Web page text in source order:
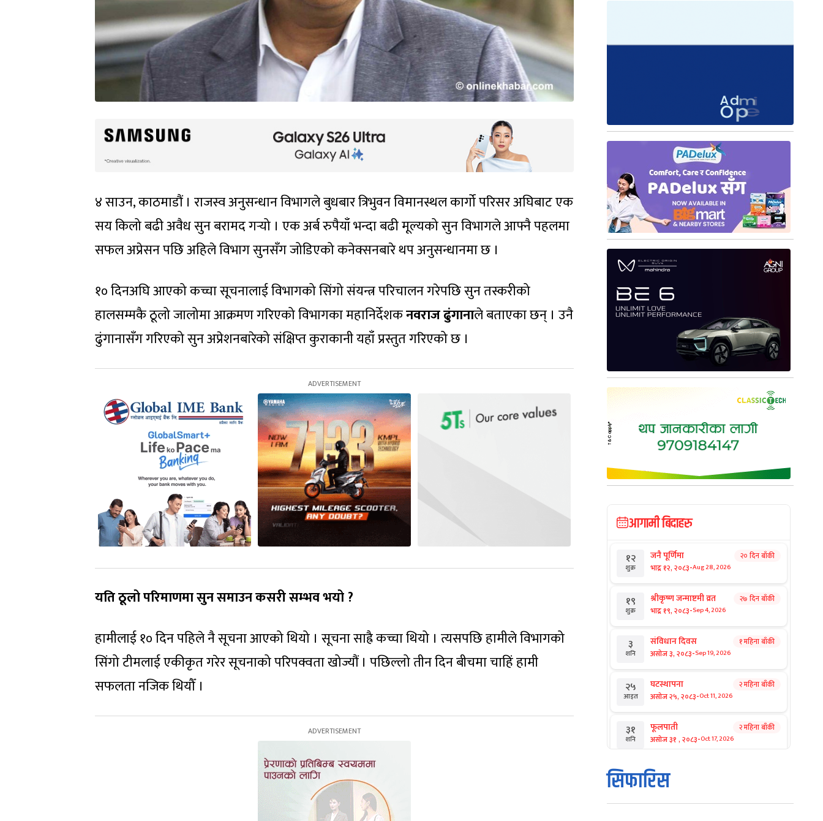
४ साउन, काठमाडौं । राजस्व अनुसन्धान विभागले बुधबार त्रिभुवन विमानस्थल कार्गो परिसर अघिबाट एक
सय किलो बढी अवैध सुन बरामद गर्‍यो । एक अर्ब रुपैयाँ भन्दा बढी मूल्यको सुन विभागले आफ्नै पहलमा
सफल अप्रेसन पछि अहिले विभाग सुनसँग जोडिएको कनेक्सनबारे थप अनुसन्धानमा छ ।
१० दिनअघि आएको कच्चा सूचनालाई विभागको सिंगो संयन्त्र परिचालन गरेपछि सुन तस्करीको
हालसम्मकै ठूलो जालोमा आक्रमण गरिएको विभागका महानिर्देशकनवराज ढुंगानाले बताएका छन् । उनै
ढुंगानासँग गरिएको सुन अप्रेशनबारेको संक्षिप्त कुराकानी यहाँ प्रस्तुत गरिएको छ ।
यति ठूलो परिमाणमा सुन समाउन कसरी सम्भव भयो ?
हामीलाई १० दिन पहिले नै सूचना आएको थियो । सूचना साह्रै कच्चा थियो । त्यसपछि हामीले विभागको
सिंगो टीमलाई एकीकृत गरेर सूचनाको परिपक्वता खोज्यौं । पछिल्लो तीन दिन बीचमा चाहिं हामी
सफलता नजिक थियौँ ।
आगामी बिदाहरु
१२
शुक्र
जनै पूर्णिमा
भाद्र १२, २०८३-Aug 28, 2026
२० दिन बाँकी
१९
शुक्र
श्रीकृष्ण जन्माष्टमी व्रत
भाद्र १९, २०८३-Sep 4, 2026
२७ दिन बाँकी
३
शनि
संविधान दिवस
असोज ३, २०८३-Sep 19, 2026
१ महिना बाँकी
२५
आइत
घटस्थापना
असोज २५, २०८३-Oct 11, 2026
२ महिना बाँकी
३१
शनि
फूलपाती
असोज ३१ , २०८३-Oct 17, 2026
२ महिना बाँकी
१
आइत
कार्तिक सङ्क्रान्ति
कार्तिक १, २०८३
सिफारिस